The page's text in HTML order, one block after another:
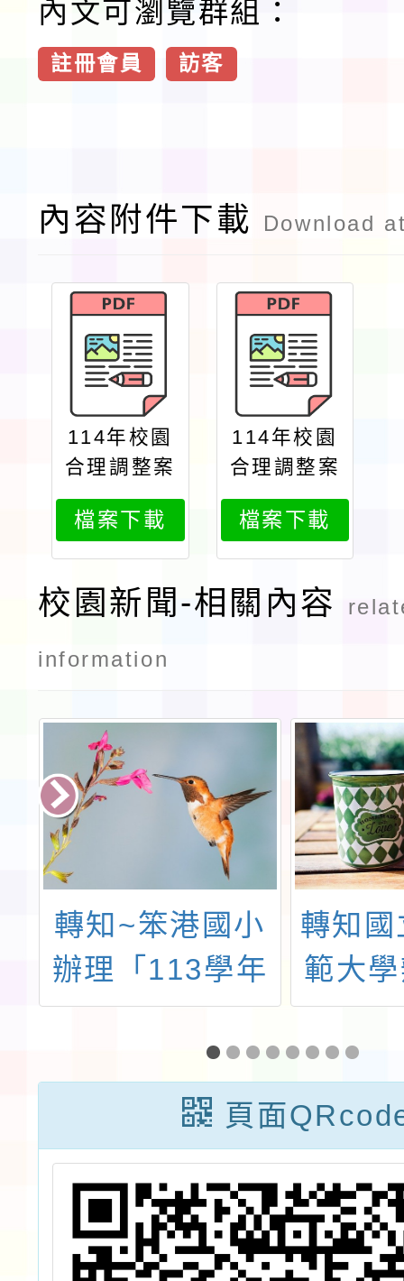
內文可瀏覽群組：
註冊會員 訪客
內容附件下載 Download
114年校園
合理調整案
例徵選辦法
爰因實務辦
理需求延長
徵件期限至
114年11月
檔案下載
114年校園
合理調整案
例徵選辦法
爰因實務辦
理需求延長
徵件期限至
114年11月
檔案下載
校園新聞-相關內容
information
轉知~笨港國小
辦理「113學年
度教育優先區親
職教育講座-親
子溝通，這樣做
就對了!」，
轉知
範大
年度
發展
教學
之「
材課
頁面